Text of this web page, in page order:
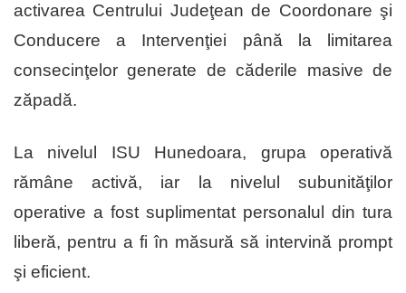
activarea Centrului Judeţean de Coordonare şi
Conducere a Intervenţiei până la limitarea
consecinţelor generate de căderile masive de
zăpadă.
La nivelul ISU Hunedoara, grupa operativă
rămâne activă, iar la nivelul subunităţilor
operative a fost suplimentat personalul din tura
liberă, pentru a fi în măsură să intervină prompt
şi eficient.